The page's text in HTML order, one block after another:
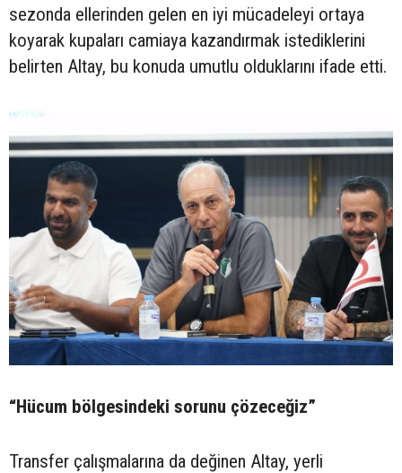
sezonda ellerinden gelen en iyi mücadeleyi ortaya
koyarak kupaları camiaya kazandırmak istediklerini
belirten Altay, bu konuda umutlu olduklarını ifade etti.
“Hücum bölgesindeki sorunu çözeceğiz”
Transfer çalışmalarına da değinen Altay, yerli